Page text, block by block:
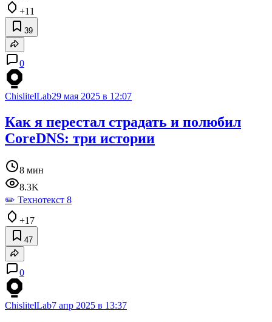
+11
39
0
ChislitelLab29 мая 2025 в 12:07
Как я перестал страдать и полюбил
CoreDNS: три истории
8 мин
8.3K
✏️ Технотекст 8
+17
47
0
ChislitelLab7 апр 2025 в 13:37